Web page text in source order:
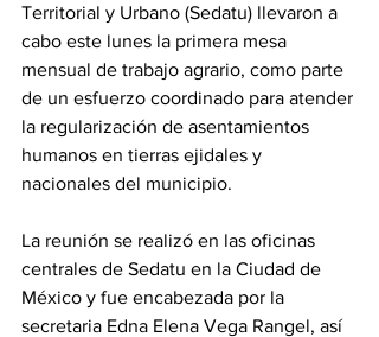
Territorial y Urbano (Sedatu) llevaron a
cabo este lunes la primera mesa
mensual de trabajo agrario, como parte
de un esfuerzo coordinado para atender
la regularización de asentamientos
humanos en tierras ejidales y
nacionales del municipio.
La reunión se realizó en las oficinas
centrales de Sedatu en la Ciudad de
México y fue encabezada por la
secretaria Edna Elena Vega Rangel, así